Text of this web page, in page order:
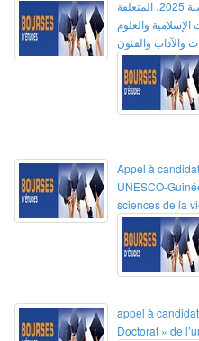
الاعلان للترشح لجائزة "شنقيط" بعنوان سنة 2025، المتعلقة
والعلوم
Appel à
UNESCO-
sciences de la
appel à
Doctorat » de